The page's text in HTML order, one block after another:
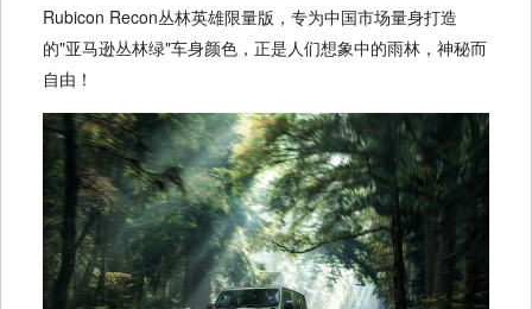
Rubicon Recon丛林英雄限量版，专为中国市场量身打造
的"亚马逊丛林绿"车身颜色，正是人们想象中的雨林，神秘而
自由！